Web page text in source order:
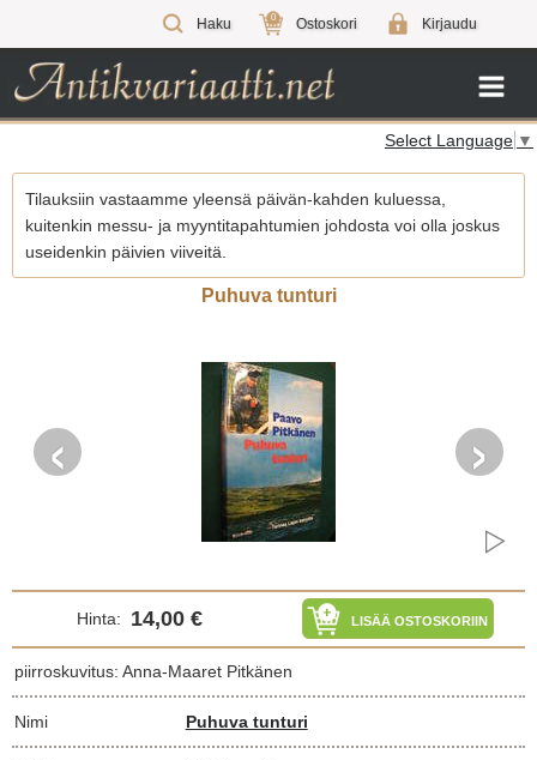
Haku 0 Ostoskori Kirjaudu
Select Language ▼
Tilauksiin vastaamme yleensä päivän-kahden kuluessa,
kuitenkin messu- ja myyntitapahtumien johdosta voi olla joskus
useidenkin päivien viiveitä.
Puhuva tunturi
‹ ›
Hinta: 14,00 € LISÄÄ OSTOSKORIIN
piirroskuvitus: Anna-Maaret Pitkänen
Nimi Puhuva tunturi